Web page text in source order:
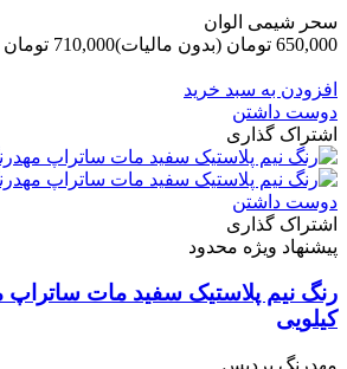
سحر شیمی الوان
650,000 تومان
(بدون مالیات)710,000 تومان
افزودن به سبد خرید
دوست داشتن
اشتراک گذاری
دوست داشتن
اشتراک گذاری
پیشنهاد ویژه محدود
کیلویی